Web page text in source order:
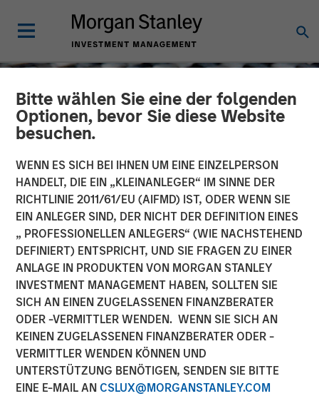
Bitte wählen Sie eine der folgenden
Optionen, bevor Sie diese Website
besuchen.
WENN ES SICH BEI IHNEN UM EINE EINZELPERSON
HANDELT, DIE EIN „KLEINANLEGER“ IM SINNE DER
RICHTLINIE 2011/61/EU (AIFMD) IST, ODER WENN SIE
EIN ANLEGER SIND, DER NICHT DER DEFINITION EINES
„ PROFESSIONELLEN ANLEGERS“ (WIE NACHSTEHEND
DEFINIERT) ENTSPRICHT, UND SIE FRAGEN ZU EINER
ANLAGE IN PRODUKTEN VON MORGAN STANLEY
INVESTMENT MANAGEMENT HABEN, SOLLTEN SIE
SICH AN EINEN ZUGELASSENEN FINANZBERATER
ODER -VERMITTLER WENDEN. WENN SIE SICH AN
KEINEN ZUGELASSENEN FINANZBERATER ODER -
VERMITTLER WENDEN KÖNNEN UND
UNTERSTÜTZUNG BENÖTIGEN, SENDEN SIE BITTE
EINE E-MAIL AN CSLUX@MORGANSTANLEY.COM
CONSILIENT OBSERVER INSIGHTS
Market-Expected Return
on Investment
14 APRIL 2021